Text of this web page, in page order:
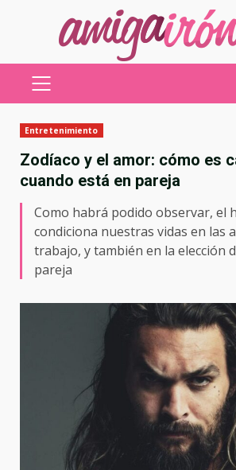
MENÚ
Entretenimiento
Zodíaco y el amor: cómo es
cuando está en pareja
Como habrá podido observar, el
condiciona nuestras vidas en las
trabajo, y también en la elección
pareja